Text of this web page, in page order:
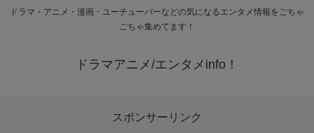
ドラマ・アニメ・漫画・ユーチューバーなどの気になるエンタメ情報をごちゃ
ごちゃ集めてます！
ドラマアニメ/エンタメinfo！
スポンサーリンク